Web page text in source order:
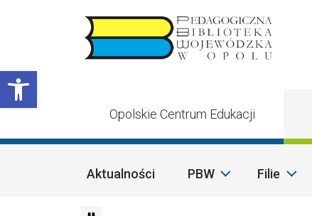
Otwórz pasek narzędzi
Opolskie Centrum Edukacji
Aktualności PBW Filie